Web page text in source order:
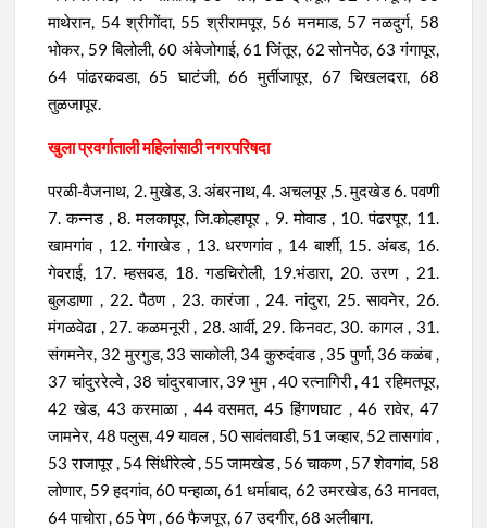
माथेरान, 54 श्रीगोंदा, 55 श्रीरामपूर, 56 मनमाड, 57 नळदुर्ग, 58
भोकर, 59 बिलोली, 60 अंबेजोगाई, 61 जिंतूर, 62 सोनपेठ, 63 गंगापूर,
64 पांढरकवडा, 65 घाटंजी, 66 मुर्तीजापूर, 67 चिखलदरा, 68
तुळजापूर.
खुला प्रवर्गाताली महिलांसाठी नगरपरिषदा
परळी-वैजनाथ, 2. मुखेड, 3. अंबरनाथ, 4. अचलपूर ,5. मुदखेड 6. पवणी
7. कन्नड , 8. मलकापूर, जि.कोल्हापूर , 9. मोवाड , 10. पंढरपूर, 11.
खामगांव , 12. गंगाखेड , 13. धरणगांव , 14 बार्शी, 15. अंबड, 16.
गेवराई, 17. म्हसवड, 18. गडचिरोली, 19.भंडारा, 20. उरण , 21.
बुलडाणा , 22. पैठण , 23. कारंजा , 24. नांदुरा, 25. सावनेर, 26.
मंगळवेढा , 27. कळमनूरी , 28. आर्वी, 29. किनवट, 30. कागल , 31.
संगमनेर, 32 मुरगुड, 33 साकोली, 34 कुरुदंवाड , 35 पुर्णा, 36 कळंब ,
37 चांदुररेल्वे , 38 चांदुरबाजार, 39 भुम , 40 रत्नागिरी , 41 रहिमतपूर,
42 खेड, 43 करमाळा , 44 वसमत, 45 हिंगणघाट , 46 रावेर, 47
जामनेर, 48 पलुस, 49 यावल , 50 सावंतवाडी, 51 जव्हार, 52 तासगांव ,
53 राजापूर , 54 सिंधीरेल्वे , 55 जामखेड , 56 चाकण , 57 शेवगांव, 58
लोणार, 59 हदगांव, 60 पन्हाळा, 61 धर्माबाद, 62 उमरखेड, 63 मानवत,
64 पाचोरा , 65 पेण , 66 फैजपूर, 67 उदगीर, 68 अलीबाग.